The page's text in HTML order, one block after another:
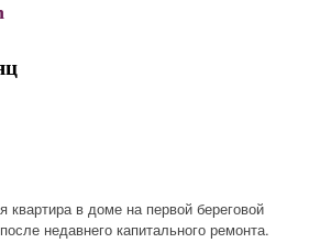
квартира в доме на первой береговой
недавнего капитального ремонта.